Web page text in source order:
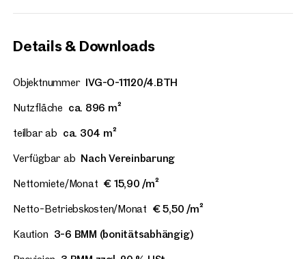
Details & Downloads
Objektnummer IVG-O-11120/4.BTH
Nutzfläche ca. 896 m²
teilbar ab ca. 304 m²
Verfügbar ab Nach Vereinbarung
Nettomiete/Monat € 15,90 /m²
Netto-Betriebskosten/Monat € 5,50 /m²
Kaution 3-6 BMM (bonitätsabhängig)